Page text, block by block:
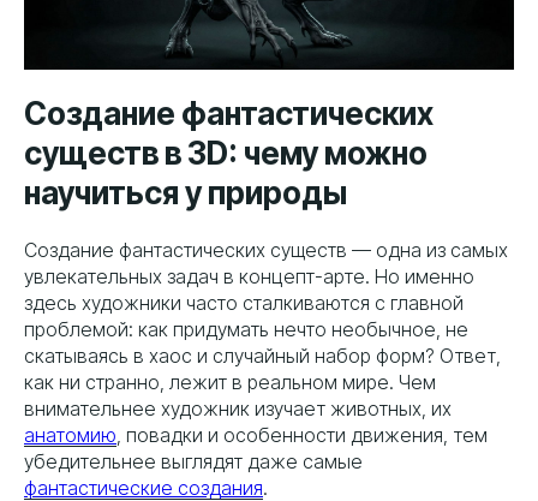
Создание фантастических
существ в 3D: чему можно
научиться у природы
Создание фантастических существ — одна из самых
увлекательных задач в концепт-арте. Но именно
здесь художники часто сталкиваются с главной
проблемой: как придумать нечто необычное, не
скатываясь в хаос и случайный набор форм? Ответ,
как ни странно, лежит в реальном мире. Чем
внимательнее художник изучает животных, их
анатомию , повадки и особенности движения, тем
убедительнее выглядят даже самые
фантастические создания.